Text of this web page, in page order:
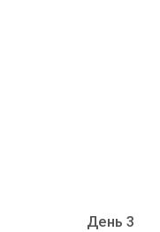
День 3